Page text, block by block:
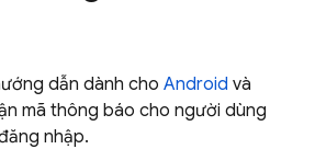
dẫn dành cho Android và
mã thông báo cho người dùng
nhập.